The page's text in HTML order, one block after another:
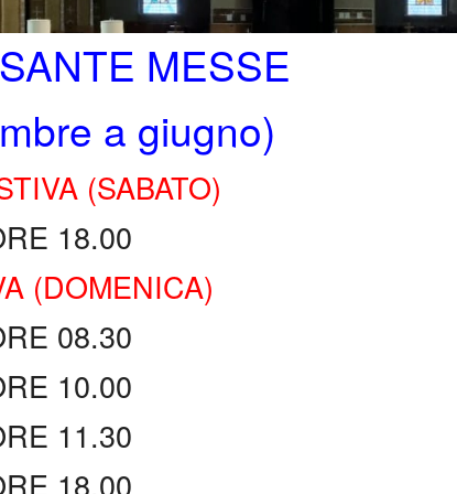
e foto 10 novembre 2024 – Saluto ai frati
Affreschi e raffigurazioni interni
Mosaici frontale esterno
Vetrate
Via crucis sindonica e apostolica
MESSE
a giugno)
(SABATO)
18.00
(DOMENICA)
08.30
10.00
11.30
18.00